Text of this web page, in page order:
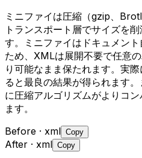
ミニファイは圧縮（gzip、
トランスポート層でサイズを
す。ミニファイはドキュメン
ため、XMLは展開不要で任意
り可能なまま保たれます。実
ると最良の結果が得られます
に圧縮アルゴリズムがよりコ
ます。
Before · xml Copy
After · xml Copy